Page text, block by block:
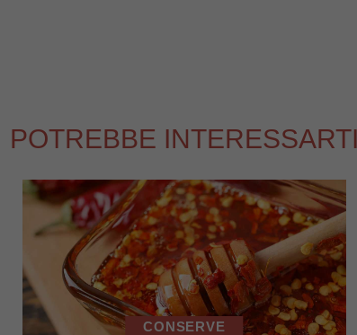
POTREBBE INTERESSARTI
CONSERVE